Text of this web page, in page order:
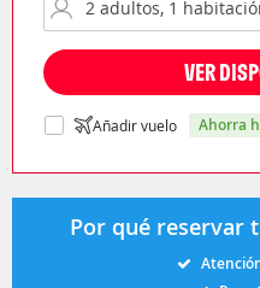
VER
Añadir vuelo ahorra
Por qué reservar